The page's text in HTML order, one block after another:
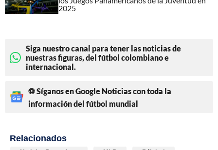
2025
Siga nuestro canal para tener las noticias de
nuestras figuras, del fútbol colombiano e
internacional.
⚽ Síganos en Google Noticias con toda la
información del fútbol mundial
Relacionados